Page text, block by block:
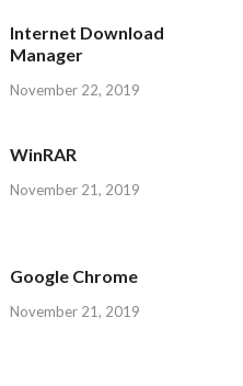
Internet Download
Manager
November 22, 2019
WinRAR
November 21, 2019
Google Chrome
November 21, 2019